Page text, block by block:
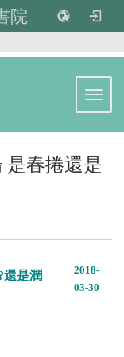
院
是春捲還是
還是潤
2018-
03-30